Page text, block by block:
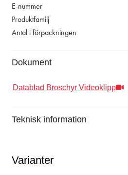
E-nummer
Produktfamilj
Antal i förpackningen
Dokument
Datablad Broschyr Videoklipp
Teknisk information
Varianter